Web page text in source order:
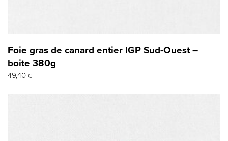
Foie gras de canard entier IGP Sud-Ouest –
boite 380g
49,40 €